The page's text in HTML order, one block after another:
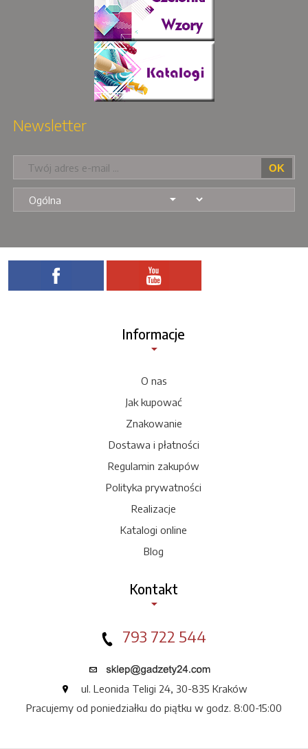
Newsletter
Informacje
O nas
Jak kupować
Znakowanie
Dostawa i płatności
Regulamin zakupów
Polityka prywatności
Realizacje
Katalogi online
Blog
Kontakt
793 722 544
ul. Leonida Teligi 24, 30-835 Kraków
Pracujemy od poniedziałku do piątku w godz. 8:00-15:00